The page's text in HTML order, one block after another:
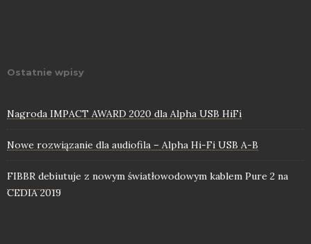
Ostatnie wpisy
Nagroda IMPACT AWARD 2020 dla Alpha USB HiFi
Nowe rozwiązanie dla audiofila – Alpha Hi-Fi USB A-B
FIBBR debiutuje z nowym światłowodowym kablem Pure 2 na
CEDIA 2019